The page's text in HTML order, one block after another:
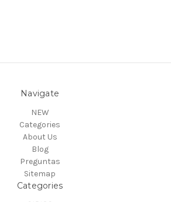
Navigate
NEW
Categories
About Us
Blog
Preguntas
Sitemap
Categories